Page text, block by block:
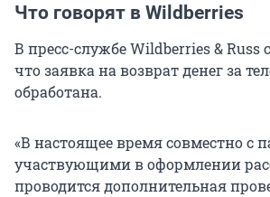
Что говорят в Wildberries
В пресс-службе Wildberries & Russ
что заявка на возврат денег за
обработана.
«В настоящее время совместно с
участвующими в оформлении
проводится дополнительная